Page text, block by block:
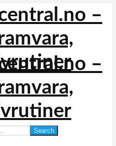
Search